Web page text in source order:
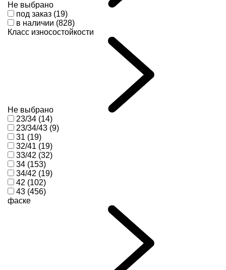
Не выбрано
под заказ (19)
в наличии (828)
Класс износостойкости
Не выбрано
23/34 (14)
23/34/43 (9)
31 (19)
32/41 (19)
33/42 (32)
34 (153)
34/42 (19)
42 (102)
43 (456)
фаске